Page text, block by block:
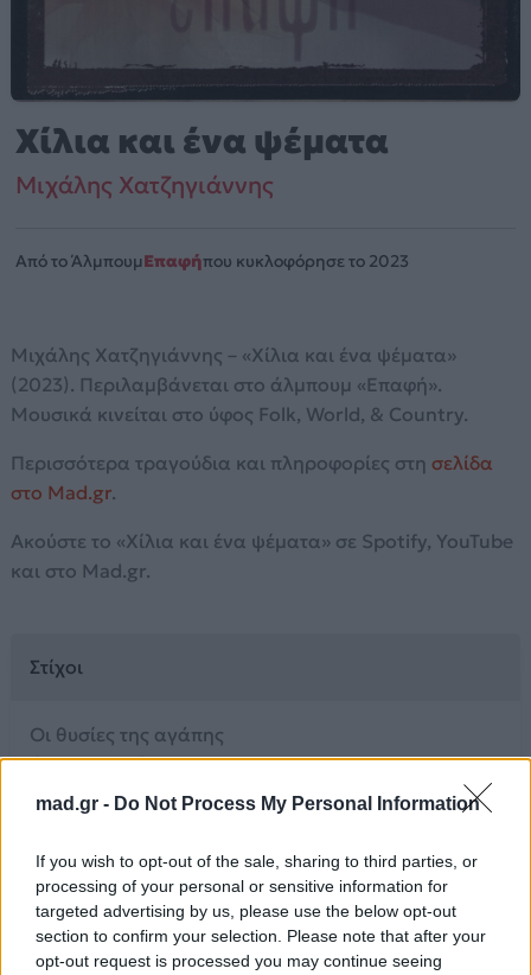
mad.gr - Do Not Process My Personal Information
If you wish to opt-out of the sale, sharing to third parties, or
processing of your personal or sensitive information for
targeted advertising by us, please use the below opt-out
section to confirm your selection. Please note that after your
opt-out request is processed you may continue seeing
Χίλια και ένα ψέματα
Μιχάλης Χατζηγιάννης
Από το ΆλμπουμΕπαφήπου κυκλοφόρησε το 2023
Μιχάλης Χατζηγιάννης – «Χίλια και ένα ψέματα»
(2023). Περιλαμβάνεται στο άλμπουμ «Επαφή».
Μουσικά κινείται στο ύφος Folk, World, & Country.
Περισσότερα τραγούδια και πληροφορίες στη σελίδα
στο Mad.gr.
Ακούστε το «Χίλια και ένα ψέματα» σε Spotify, YouTube
και στο Mad.gr.
Στίχοι
Οι θυσίες της αγάπης
άλλο δεν αξίζουν
όταν σε προδίδουν μάτια
Αμαρτίες που τη νύχτα
θα σε βασανίζουν,
όσα έκανες κομμάτια
τραύμα μου ανοιχτό..